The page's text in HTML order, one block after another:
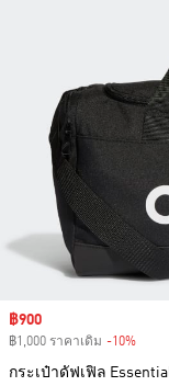
Sale price
฿900
฿1,000 ราคาเดิม -10%
กระเป๋าดัฟเฟิล